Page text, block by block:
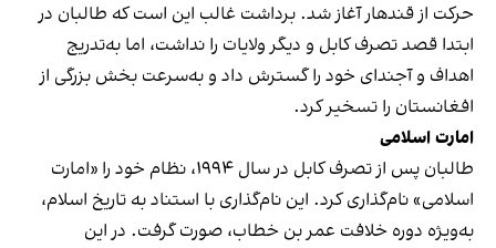
حرکت از قندهار آغاز شد. برداشت غالب این است که طالبان در
ابتدا قصد تصرف کابل و دیگر ولایات را نداشت، اما به‌تدریج
اهداف و آجندای خود را گسترش داد و به‌سرعت بخش بزرگی از
افغانستان را تسخیر کرد.
امارت اسلامی
طالبان پس از تصرف کابل در سال ۱۹۹۴، نظام خود را «امارت
اسلامی» نام‌گذاری کرد. این نام‌گذاری با استناد به تاریخ اسلام،
به‌ویژه دوره خلافت عمر بن خطاب، صورت گرفت. در این